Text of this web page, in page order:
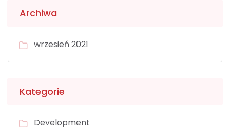
Archiwa
wrzesień 2021
Kategorie
Development